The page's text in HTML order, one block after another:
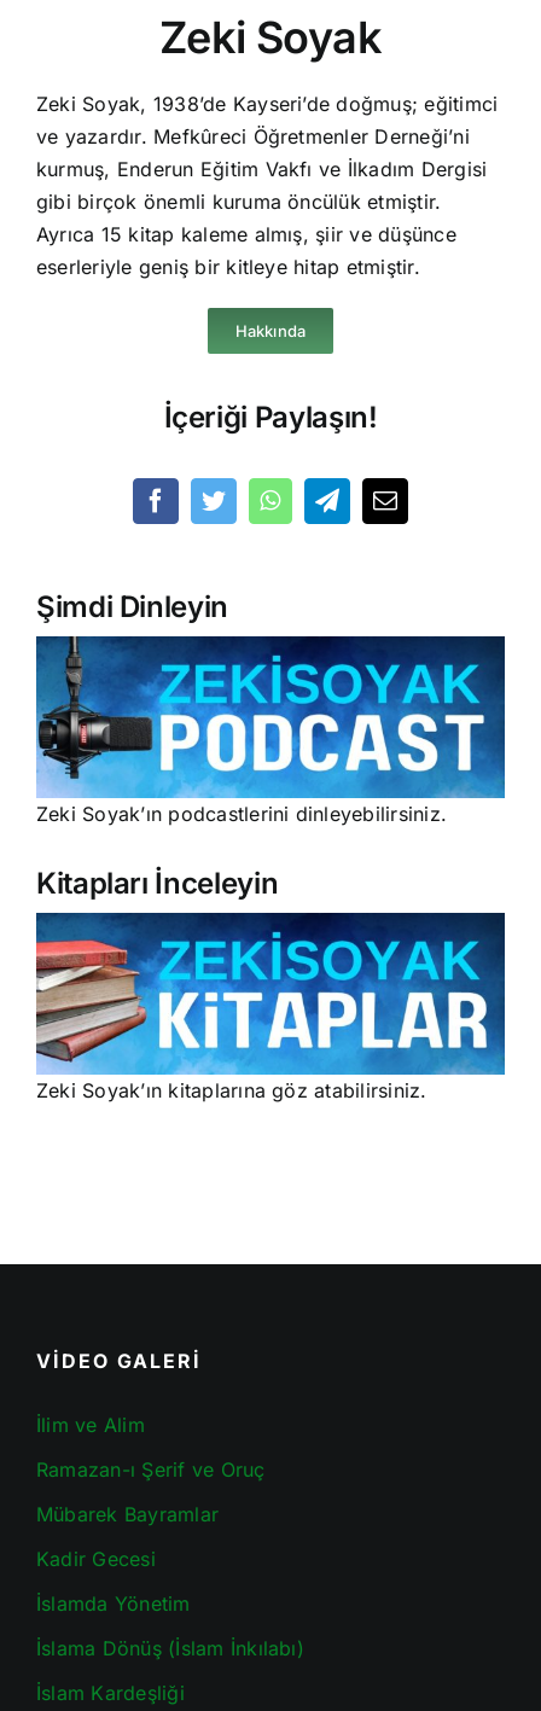
Zeki Soyak
Zeki Soyak, 1938’de Kayseri’de doğmuş; eğitimci
ve yazardır. Mefkûreci Öğretmenler Derneği’ni
kurmuş, Enderun Eğitim Vakfı ve İlkadım Dergisi
gibi birçok önemli kuruma öncülük etmiştir.
Ayrıca 15 kitap kaleme almış, şiir ve düşünce
eserleriyle geniş bir kitleye hitap etmiştir.
Hakkında
İçeriği Paylaşın!
Şimdi Dinleyin
Zeki Soyak’ın podcastlerini dinleyebilirsiniz.
Kitapları İnceleyin
Zeki Soyak’ın kitaplarına göz atabilirsiniz.
VİDEO GALERİ
İlim ve Alim
Ramazan-ı Şerif ve Oruç
Mübarek Bayramlar
Kadir Gecesi
İslamda Yönetim
İslama Dönüş (İslam İnkılabı)
İslam Kardeşliği